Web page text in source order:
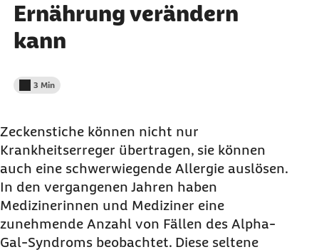
Ernährung verändern
kann
Lesedauer weniger als
3 Min
Zeckenstiche können nicht nur
Krankheitserreger übertragen, sie können
auch eine schwerwiegende Allergie auslösen.
In den vergangenen Jahren haben
Medizinerinnen und Mediziner eine
zunehmende Anzahl von Fällen des Alpha-
Gal-Syndroms beobachtet. Diese seltene